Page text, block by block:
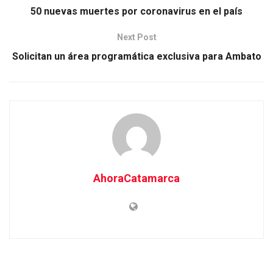
50 nuevas muertes por coronavirus en el país
Next Post
Solicitan un área programática exclusiva para Ambato
AhoraCatamarca